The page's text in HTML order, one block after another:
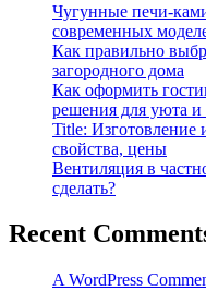
Чугунные печи-
современных
Как правильно
загородного дома
Как оформить
решения для уюта и
Title: Изготовление
свойства, цены
Вентиляция в
сделать?
Recent
A WordPress